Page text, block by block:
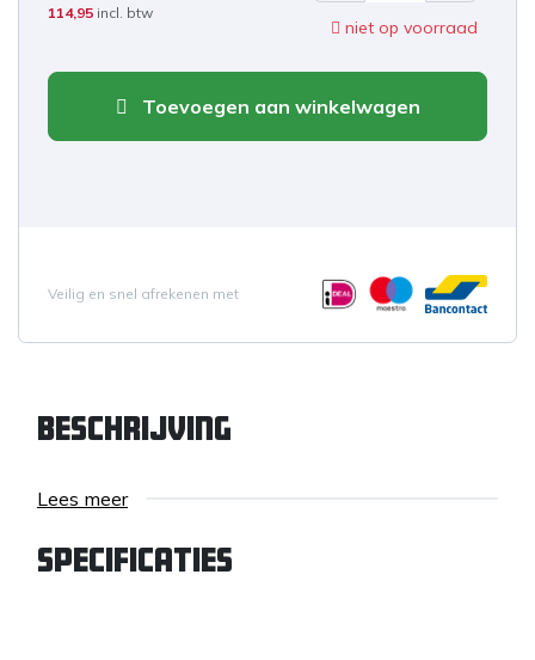
114,95 incl. btw
niet op voorraad
Toevoegen aan winkelwagen
Veilig en snel afrekenen met
Beschrijving
Lees meer
Specificaties